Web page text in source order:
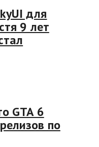
для
9 лет
GTA 6
по